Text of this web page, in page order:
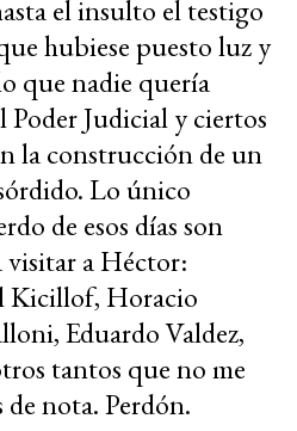
el insulto el testigo
hubiese puesto luz y
que nadie quería
Poder Judicial y ciertos
la construcción de un
Lo único
de esos días son
visitar a Héctor:
Kicillof, Horacio
Eduardo Valdez,
tantos que no me
nota. Perdón.